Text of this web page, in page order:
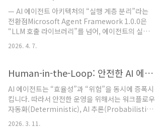
— AI 에이전트 아키텍처의 “실행 계층 분리”라는
전환점Microsoft Agent Framework 1.0.0은
“LLM 호출 라이브러리”를 넘어, 에이전트의 실행·
상태·통제를 앱에서 분리하는 독립적인 실행 계층
(Agent Runtime Layer)을 표준화한 첫 번째 안
환’기존 AI 애플리케이션 구조는 다음과 같았습니
다.앱(UI/API) → LLM 호출 → 결과 처리또는
AutoGen / Semantic Kernel 기반앱 → Agent
(내장) → LLM + Tools하지만 이번 릴리스의 핵심
은 Agent를 앱 내부 로직에서 분리하는 것입니다.
새 구조앱(UI/API) ↓Agent / Workflow (독립 실
2026. 4. 7.
Human-in-the-Loop: 안전한 AI 에이전트 자동화와 인간 검증 설계 원칙
AI 에이전트는 “효율성”과 “위험”을 동시에 증폭시
킵니다. 따라서 안전한 운영을 위해서는 워크플로우
자동화(Deterministic), AI 추론(Probabilistic),
사람의 검증(Human-in-the-loop) 이 세 축을 결
합해야 합니다. 또한 권한·감사·검증·모니터링이
2026. 3. 11.